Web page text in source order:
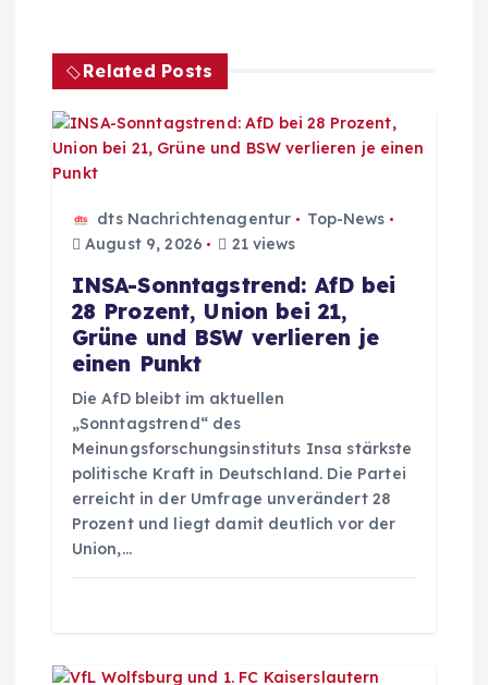
g
s
n
n
Related Posts
dts Nachrichtenagentur
Top-News
August 9, 2026
21 views
INSA-Sonntagstrend: AfD bei
28 Prozent, Union bei 21,
Grüne und BSW verlieren je
einen Punkt
Die AfD bleibt im aktuellen
„Sonntagstrend“ des
Meinungsforschungsinstituts Insa stärkste
politische Kraft in Deutschland. Die Partei
erreicht in der Umfrage unverändert 28
Prozent und liegt damit deutlich vor der
Union,…